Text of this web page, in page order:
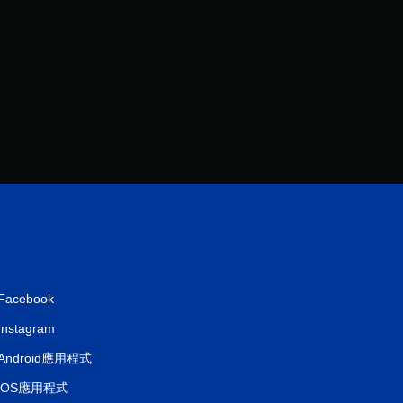
應用程式
應用程式